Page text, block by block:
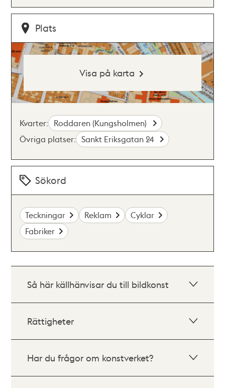
Plats
Visa på karta
Kvarter: Roddaren (Kungsholmen)
Övriga platser: Sankt Eriksgatan 24
Sökord
Teckningar Reklam
Cyklar
Fabriker
Så här källhänvisar du till bildkonst
Rättigheter
Har du frågor om konstverket?